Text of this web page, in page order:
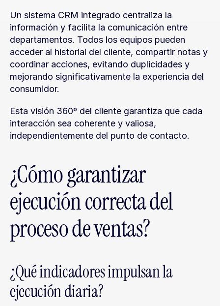
Un sistema CRM integrado centraliza la
información y facilita la comunicación entre
departamentos. Todos los equipos pueden
acceder al historial del cliente, compartir notas y
coordinar acciones, evitando duplicidades y
mejorando significativamente la experiencia del
consumidor.
Esta visión 360º del cliente garantiza que cada
interacción sea coherente y valiosa,
independientemente del punto de contacto.
¿Cómo garantizar
ejecución correcta del
proceso de ventas?
¿Qué indicadores impulsan la
ejecución diaria?